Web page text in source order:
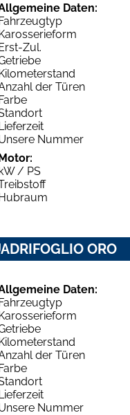
Daten:
Zul.
der Türen
Nummer
/ PS
ORO
Daten:
der Türen
Nummer